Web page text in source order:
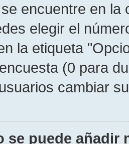
encuentre en
elegir el
la etiqueta
(0 para
cambiar
se puede añadir